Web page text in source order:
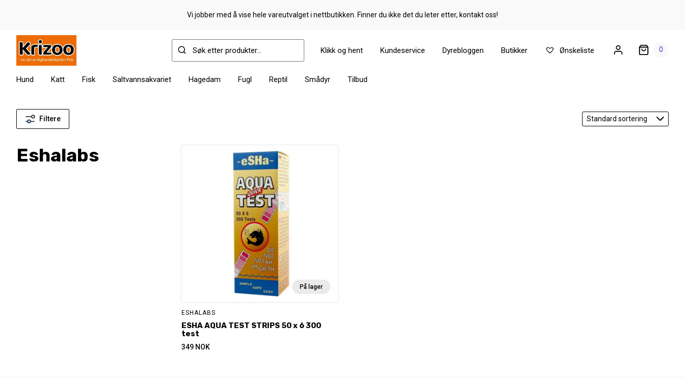
Vi jobber med å vise hele vareutvalget i nettbutikken. Finner du ikke det du leter etter, kontakt oss!
0
Klikk og hent Kundeservice Dyrebloggen Butikker Ønskeliste
Hund Katt Fisk Saltvannsakvariet Hagedam Fugl Reptil Smådyr Tilbud
Filtere
Eshalabs
På lager
ESHALABS
ESHA AQUA TEST STRIPS 50 x 6 300
test
349 NOK